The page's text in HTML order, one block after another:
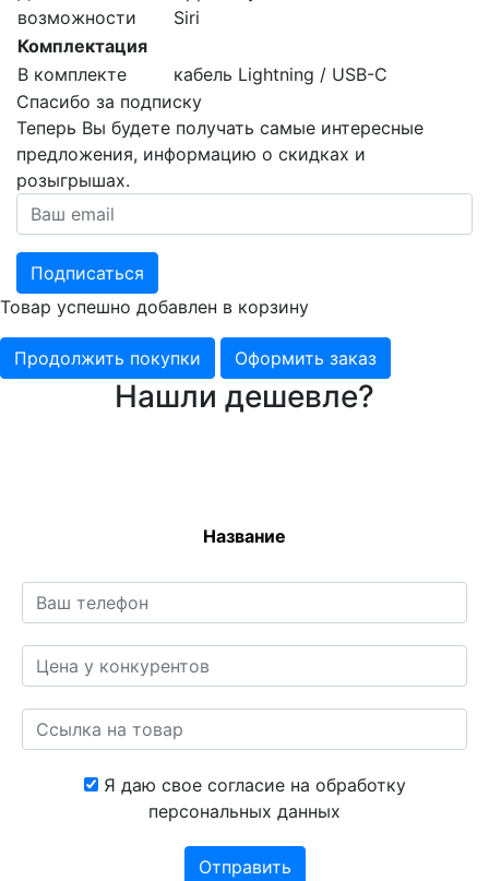
возможности
Siri
Комплектация
В комплекте
кабель Lightning / USB-C
Спасибо за подписку
Теперь Вы будете получать самые интересные
предложения, информацию о скидках и
розыгрышах.
Подписаться
Товар успешно добавлен в корзину
Продолжить покупки Оформить заказ
Нашли дешевле?
Название
Я даю свое согласие на обработку
персональных данных